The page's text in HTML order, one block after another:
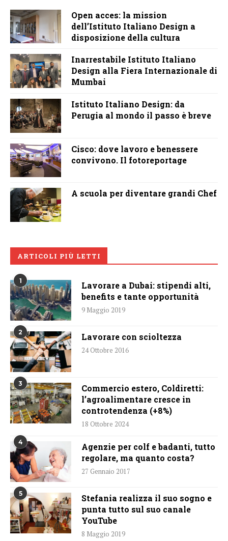
Open acces: la mission
dell’Istituto Italiano Design a
disposizione della cultura
Inarrestabile Istituto Italiano
Design alla Fiera Internazionale di
Mumbai
Istituto Italiano Design: da
Perugia al mondo il passo è breve
Cisco: dove lavoro e benessere
convivono. Il fotoreportage
A scuola per diventare grandi Chef
ARTICOLI PIÙ LETTI
1
Lavorare a Dubai: stipendi alti,
benefits e tante opportunità
9 Maggio 2019
2 Lavorare con scioltezza
24 Ottobre 2016
3
Commercio estero, Coldiretti:
l’agroalimentare cresce in
controtendenza (+8%)
18 Ottobre 2024
4
Agenzie per colf e badanti, tutto
regolare, ma quanto costa?
27 Gennaio 2017
5
Stefania realizza il suo sogno e
punta tutto sul suo canale
YouTube
8 Maggio 2019